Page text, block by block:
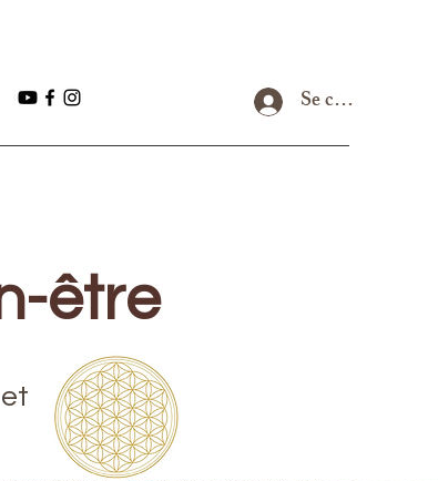
Se connecter
être